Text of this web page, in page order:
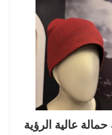
عالية الرؤية